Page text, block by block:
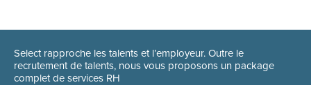
Select rapproche les talents et l’employeur. Outre le
recrutement de talents, nous vous proposons un package
complet de services RH